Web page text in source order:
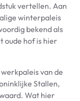
vertellen. Aan
winterpaleis
bekend als
oude hof is hier
van de
Stallen,
Wat hier